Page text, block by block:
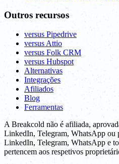
Outros recursos
versus Pipedrive
versus Attio
versus Folk CRM
versus Hubspot
Alternativas
Integrações
Afiliados
Blog
Ferramentas
A Breakcold não é afiliada,
LinkedIn, Telegram, WhatsApp ou
LinkedIn, Telegram, WhatsApp e
pertencem aos respetivos